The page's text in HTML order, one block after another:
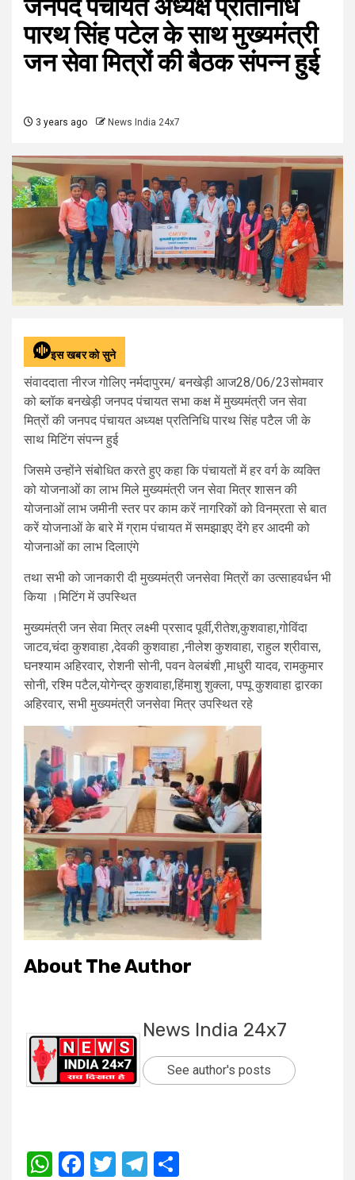
जनपद पंचायत अध्यक्ष प्रतिनिधि
पारथ सिंह पटेल के साथ मुख्यमंत्री
जन सेवा मित्रों की बैठक संपन्न हुई
3 years ago News India 24x7
इस खबर को सुने
संवाददाता नीरज गोलिए नर्मदापुरम/ बनखेड़ी आज28/06/23सोमवार
को ब्लॉक बनखेड़ी जनपद पंचायत सभा कक्ष में मुख्यमंत्री जन सेवा
मित्रों की जनपद पंचायत अध्यक्ष प्रतिनिधि पारथ सिंह पटैल जी के
साथ मिटिंग संपन्न हुई
जिसमे उन्होंने संबोधित करते हुए कहा कि पंचायतों में हर वर्ग के व्यक्ति
को योजनाओं का लाभ मिले मुख्यमंत्री जन सेवा मित्र शासन की
योजनाओं लाभ जमीनी स्तर पर काम करें नागरिकों को विनम्रता से बात
करें योजनाओं के बारे में ग्राम पंचायत में समझाइए देंगे हर आदमी को
योजनाओं का लाभ दिलाएंगे
तथा सभी को जानकारी दी मुख्यमंत्री जनसेवा मित्रों का उत्साहवर्धन भी
किया ।मिटिंग में उपस्थित
मुख्यमंत्री जन सेवा मित्र लक्ष्मी प्रसाद पूर्वी,रीतेश,कुशवाहा,गोविंदा
जाटव,चंदा कुशवाहा ,देवकी कुशवाहा ,नीलेश कुशवाहा, राहुल श्रीवास,
घनश्याम अहिरवार, रोशनी सोनी, पवन वेलबंशी ,माधुरी यादव, रामकुमार
सोनी, रश्मि पटैल,योगेन्द्र कुशवाहा,हिंमाशु शुक्ला, पप्पू कुशवाहा द्वारका
अहिरवार, सभी मुख्यमंत्री जनसेवा मित्र उपस्थित रहे
About The Author
News India 24x7
See author's posts
WhatsApp
Facebook
TwitterTelegram